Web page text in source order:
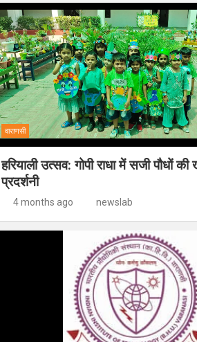
वाराणसी
हरियाली उत्सव: गोपी राधा में सजी पौधों
प्रदर्शनी
4 months ago newslab